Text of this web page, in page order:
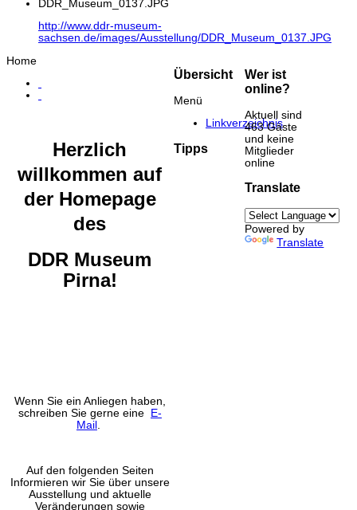
DDR_Museum_0137.JPG
http://www.ddr-museum-
sachsen.de/images/Ausstellung/DDR_Museum_0137.JPG
Home
Herzlich
willkommen auf
der Homepage
des
DDR Museum
Pirna!
Wenn Sie ein Anliegen haben,
schreiben Sie gerne eine
E-
Mail .
Auf den folgenden Seiten
Informieren wir Sie über unsere
Ausstellung und aktuelle
Veränderungen sowie
Übersicht
Menü
Linkverzeichnis
Tipps
Wer ist
online?
Aktuell sind
463 Gäste
und keine
Mitglieder
online
Translate
Powered by
Translate